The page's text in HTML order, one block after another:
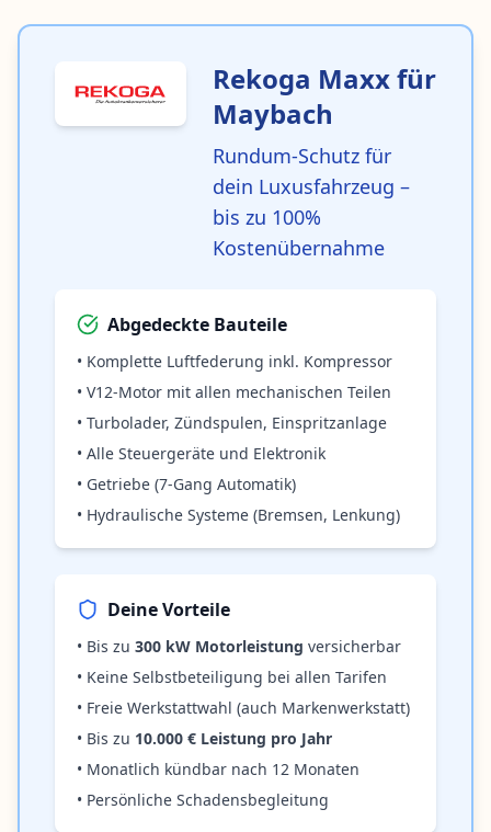
Rekoga Maxx für
Maybach
Rundum-Schutz für
dein Luxusfahrzeug –
bis zu 100%
Kostenübernahme
Abgedeckte Bauteile
• Komplette Luftfederung inkl. Kompressor
• V12-Motor mit allen mechanischen Teilen
• Turbolader, Zündspulen, Einspritzanlage
• Alle Steuergeräte und Elektronik
• Getriebe (7-Gang Automatik)
• Hydraulische Systeme (Bremsen, Lenkung)
Deine Vorteile
• Bis zu 300 kW Motorleistung versicherbar
• Keine Selbstbeteiligung bei allen Tarifen
• Freie Werkstattwahl (auch Markenwerkstatt)
• Bis zu 10.000 € Leistung pro Jahr
• Monatlich kündbar nach 12 Monaten
• Persönliche Schadensbegleitung